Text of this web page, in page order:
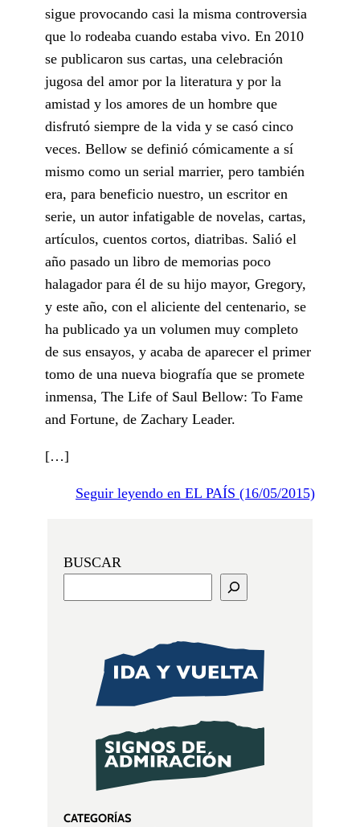
sigue provocando casi la misma controversia
que lo rodeaba cuando estaba vivo. En 2010
se publicaron sus cartas, una celebración
jugosa del amor por la literatura y por la
amistad y los amores de un hombre que
disfrutó siempre de la vida y se casó cinco
veces. Bellow se definió cómicamente a sí
mismo como un serial marrier, pero también
era, para beneficio nuestro, un escritor en
serie, un autor infatigable de novelas, cartas,
artículos, cuentos cortos, diatribas. Salió el
año pasado un libro de memorias poco
halagador para él de su hijo mayor, Gregory,
y este año, con el aliciente del centenario, se
ha publicado ya un volumen muy completo
de sus ensayos, y acaba de aparecer el primer
tomo de una nueva biografía que se promete
inmensa, The Life of Saul Bellow: To Fame
and Fortune, de Zachary Leader.
[…]
Seguir leyendo en EL PAÍS (16/05/2015)
BUSCAR
CATEGORÍAS